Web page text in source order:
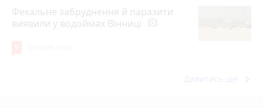
Фекальне забруднення й паразити
виявили у водоймах Вінниці